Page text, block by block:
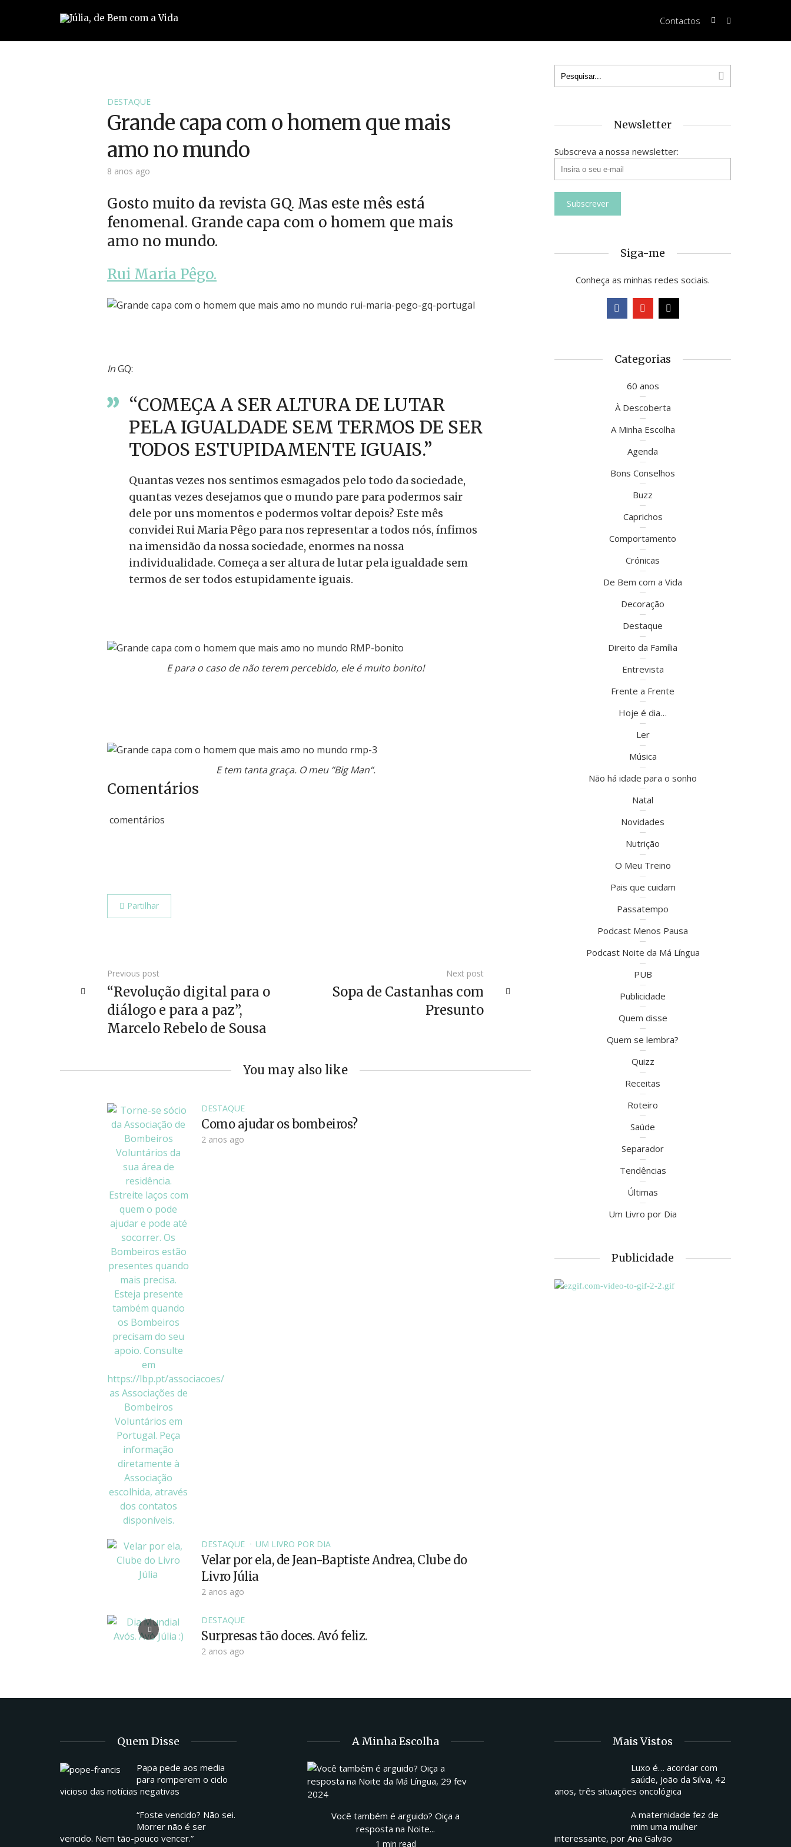
Contactos
DESTAQUE
Grande capa com o homem que mais
amo no mundo
8 anos ago
Gosto muito da revista GQ. Mas este mês está
fenomenal. Grande capa com o homem que mais
amo no mundo.
Rui Maria Pêgo.
InGQ:
“COMEÇA A SER ALTURA DE LUTAR
PELA IGUALDADE SEM TERMOS DE SER
TODOS ESTUPIDAMENTE IGUAIS.”
Quantas vezes nos sentimos esmagados pelo todo da sociedade,
quantas vezes desejamos que o mundo pare para podermos sair
dele por uns momentos e podermos voltar depois? Este mês
convidei Rui Maria Pêgo para nos representar a todos nós, ínfimos
na imensidão da nossa sociedade, enormes na nossa
individualidade. Começa a ser altura de lutar pela igualdade sem
termos de ser todos estupidamente iguais.
E para o caso de não terem percebido, ele é muito bonito!
E tem tanta graça. O meu “Big Man“.
Comentários
comentários
Partilhar
Previous post
“Revolução digital para o
diálogo e para a paz”,
Marcelo Rebelo de Sousa
Next post
Sopa de Castanhas com
Presunto
You may also like
DESTAQUE
Como ajudar os bombeiros?
2 anos ago
DESTAQUE UM LIVRO POR DIA
Velar por ela, de Jean-Baptiste Andrea, Clube do
Livro Júlia
2 anos ago
DESTAQUE
Surpresas tão doces. Avó feliz.
2 anos ago
Newsletter
Subscreva a nossa newsletter:
Siga-me
Conheça as minhas redes sociais.
Categorias
60 anos
À Descoberta
A Minha Escolha
Agenda
Bons Conselhos
Buzz
Caprichos
Comportamento
Crónicas
De Bem com a Vida
Decoração
Destaque
Direito da Família
Entrevista
Frente a Frente
Hoje é dia…
Ler
Música
Não há idade para o sonho
Natal
Novidades
Nutrição
O Meu Treino
Pais que cuidam
Passatempo
Podcast Menos Pausa
Podcast Noite da Má Língua
PUB
Publicidade
Quem disse
Quem se lembra?
Quizz
Receitas
Roteiro
Saúde
Separador
Tendências
Últimas
Um Livro por Dia
Publicidade
Quem Disse
Papa pede aos media
para romperem o ciclo
vicioso das notícias negativas
“Foste vencido? Não sei.
Morrer não é ser
vencido. Nem tão-pouco vencer.”
A Minha Escolha
Você também é arguido? Oiça a
resposta na Noite...
1 min read
Mais Vistos
Luxo é… acordar com
saúde, João da Silva, 42
anos, três situações oncológica
A maternidade fez de
mim uma mulher
interessante, por Ana Galvão